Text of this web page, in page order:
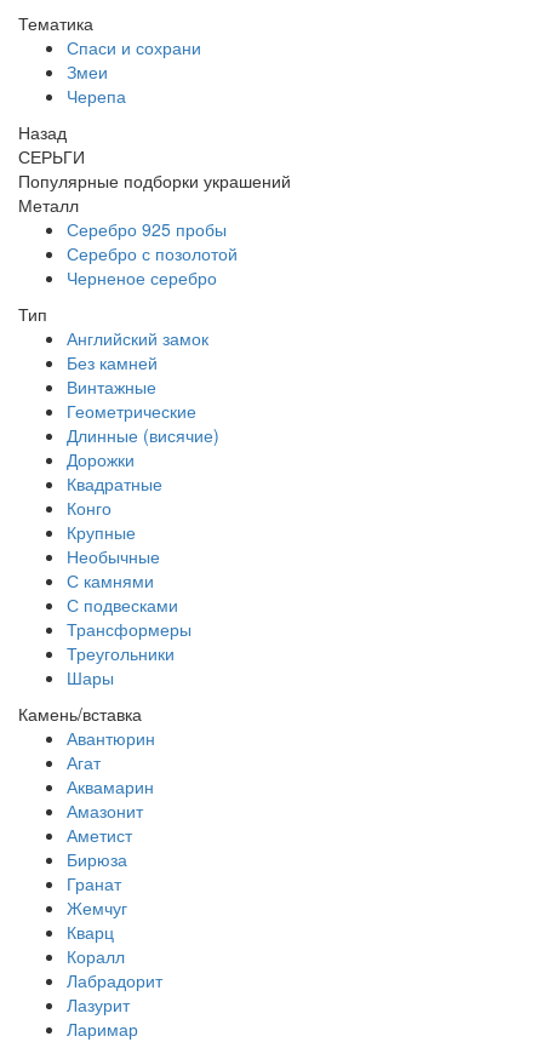
Тематика
Спаси и сохрани
Змеи
Черепа
Назад
СЕРЬГИ
Популярные подборки украшений
Металл
Серебро 925 пробы
Серебро с позолотой
Черненое серебро
Тип
Английский замок
Без камней
Винтажные
Геометрические
Длинные (висячие)
Дорожки
Квадратные
Конго
Крупные
Необычные
С камнями
С подвесками
Трансформеры
Треугольники
Шары
Камень/вставка
Авантюрин
Агат
Аквамарин
Амазонит
Аметист
Бирюза
Гранат
Жемчуг
Кварц
Коралл
Лабрадорит
Лазурит
Ларимар